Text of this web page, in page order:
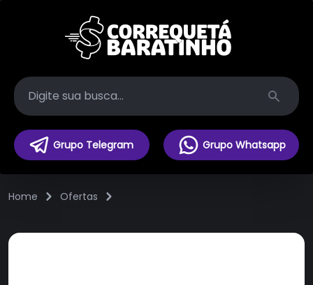
Search
Grupo Telegram Grupo Whatsapp
Home Ofertas